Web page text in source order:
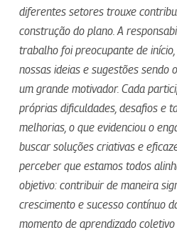
diferentes setores trouxe
construção do plano. A
trabalho foi preocupante de
nossas ideias e sugestões sendo
um grande motivador. Cada
próprias dificuldades, desafios e
melhorias, o que evidenciou o
buscar soluções criativas e
perceber que estamos todos
objetivo: contribuir de maneira
crescimento e sucesso contínuo
momento de aprendizado